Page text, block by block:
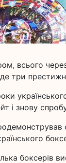
всього
три
і знову
боксерів